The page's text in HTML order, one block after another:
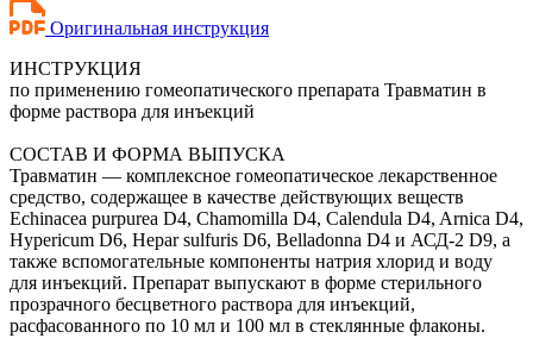
Оригинальная инструкция
ИНСТРУКЦИЯ
по применению гомеопатического препарата Травматин в
форме раствора для инъекций
СОСТАВ И ФОРМА ВЫПУСКА
Травматин — комплексное гомеопатическое лекарственное
средство, содержащее в качестве действующих веществ
Echinacea purpurea D4, Chamomilla D4, Calendula D4, Arnica D4,
Hypericum D6, Hepar sulfuris D6, Belladonna D4 и АСД-2 D9, а
также вспомогательные компоненты натрия хлорид и воду
для инъекций. Препарат выпускают в форме стерильного
прозрачного бесцветного раствора для инъекций,
расфасованного по 10 мл и 100 мл в стеклянные флаконы.